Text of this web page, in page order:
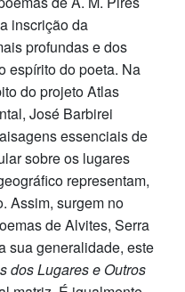
inscrição da
profundas e dos
espírito do poeta. Na
do projeto Atlas
José Barbirei
essenciais de
sobre os lugares
representam,
Assim, surgem no
de Alvites, Serra
sua generalidade, este
dos Lugares e Outros